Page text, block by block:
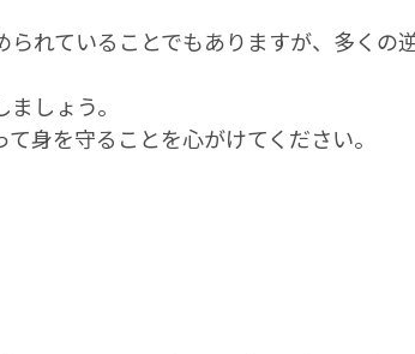
れていることでもありますが、多くの
しょう。
身を守ることを心がけてください。